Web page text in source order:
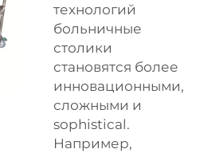
технологий
больничные
столики
становятся более
инновационными,
сложными и
sophistical.
Например,